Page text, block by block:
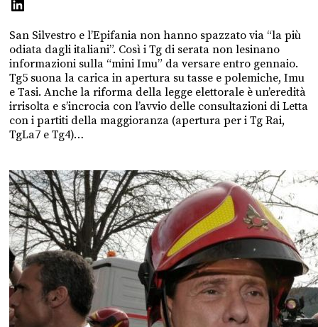
San Silvestro e l’Epifania non hanno spazzato via “la più
odiata dagli italiani”. Così i Tg di serata non lesinano
informazioni sulla “mini Imu” da versare entro gennaio.
Tg5 suona la carica in apertura su tasse e polemiche, Imu
e Tasi. Anche la riforma della legge elettorale è un’eredità
irrisolta e s’incrocia con l’avvio delle consultazioni di Letta
con i partiti della maggioranza (apertura per i Tg Rai,
TgLa7 e Tg4)…